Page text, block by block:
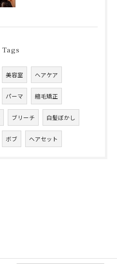
Tags
美容室 ヘアケア
パーマ 縮毛矯正
ブリーチ 白髪ぼかし
ボブ ヘアセット